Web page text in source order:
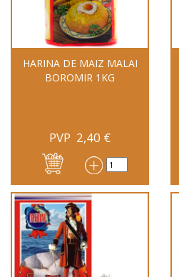
HARINA DE MAIZ MALAI
BOROMIR 1KG
PVP 2,40 €